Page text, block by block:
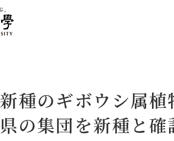
新種のギボウシ属
県の集団を新種と確